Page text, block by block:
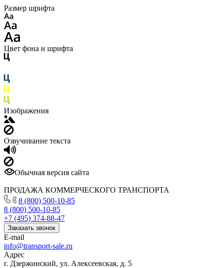
Размер шрифта
Цвет фона и шрифта
Изображения
Озвучивание текста
Обычная версия сайта
ПРОДАЖА КОММЕРЧЕСКОГО ТРАНСПОРТА
8 (800) 500-10-85
8 (800) 500-10-85
+7 (495) 374-88-47
Заказать звонок
E-mail
info@transport-sale.ru
Адрес
г. Дзержинский, ул. Алексеевская, д. 5